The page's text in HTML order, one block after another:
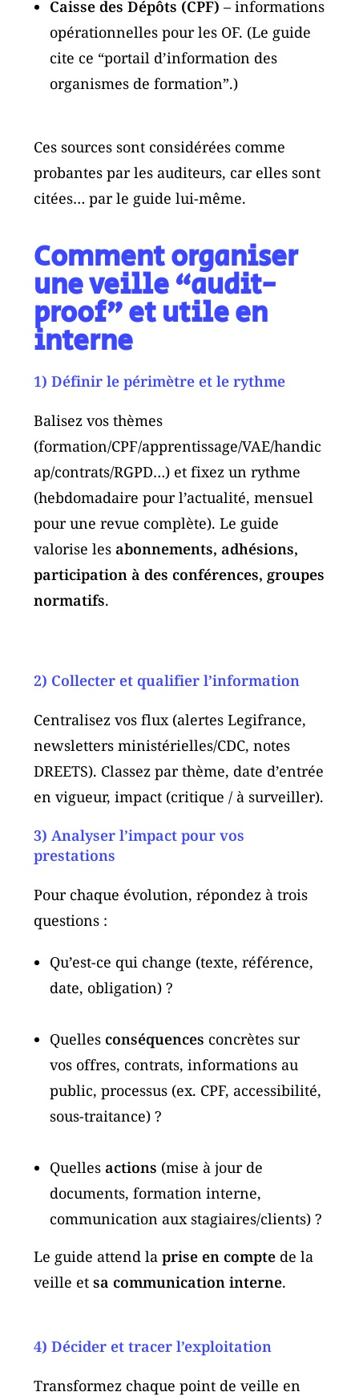
Caisse des Dépôts (CPF) – informations
opérationnelles pour les OF. (Le guide
cite ce “portail d’information des
organismes de formation”.)
Ces sources sont considérées comme
probantes par les auditeurs, car elles sont
citées… par le guide lui-même.
Comment organiser
une veille “audit-
proof” et utile en
interne
1) Définir le périmètre et le rythme
Balisez vos thèmes
(formation/CPF/apprentissage/VAE/handic
ap/contrats/RGPD…) et fixez un rythme
(hebdomadaire pour l’actualité, mensuel
pour une revue complète). Le guide
valorise les abonnements, adhésions,
participation à des conférences, groupes
normatifs.
2) Collecter et qualifier l’information
Centralisez vos flux (alertes Legifrance,
newsletters ministérielles/CDC, notes
DREETS). Classez par thème, date d’entrée
en vigueur, impact (critique / à surveiller).
3) Analyser l’impact pour vos
prestations
Pour chaque évolution, répondez à trois
questions :
Qu’est-ce qui change (texte, référence,
date, obligation) ?
Quelles conséquences concrètes sur
vos offres, contrats, informations au
public, processus (ex. CPF, accessibilité,
sous-traitance) ?
Quelles actions (mise à jour de
documents, formation interne,
communication aux stagiaires/clients) ?
Le guide attend laprise en compte de la
veille etsa communication interne.
4) Décider et tracer l’exploitation
Transformez chaque point de veille en